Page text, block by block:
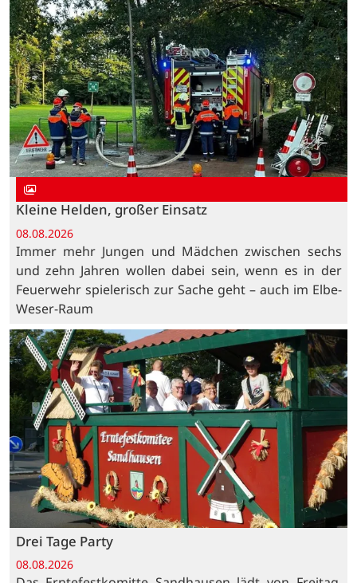
Kleine Helden, großer Einsatz
08.08.2026
Immer mehr Jungen und Mädchen zwischen sechs
und zehn Jahren wollen dabei sein, wenn es in der
Feuerwehr spielerisch zur Sache geht – auch im Elbe-
Weser-Raum
Drei Tage Party
08.08.2026